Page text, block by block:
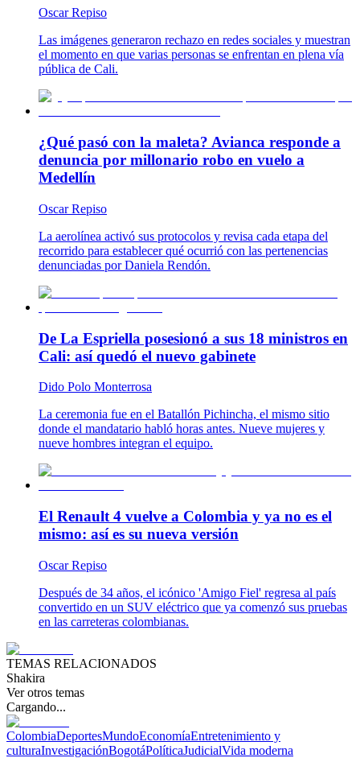
Oscar Repiso
Las imágenes generaron rechazo en redes sociales y muestran
el momento en que varias personas se enfrentan en plena vía
pública de Cali.
¿Qué pasó con la maleta? Avianca responde a
denuncia por millonario robo en vuelo a
Medellín
Oscar Repiso
La aerolínea activó sus protocolos y revisa cada etapa del
recorrido para establecer qué ocurrió con las pertenencias
denunciadas por Daniela Rendón.
De La Espriella posesionó a sus 18 ministros en
Cali: así quedó el nuevo gabinete
Dido Polo Monterrosa
La ceremonia fue en el Batallón Pichincha, el mismo sitio
donde el mandatario habló horas antes. Nueve mujeres y
nueve hombres integran el equipo.
El Renault 4 vuelve a Colombia y ya no es el
mismo: así es su nueva versión
Oscar Repiso
Después de 34 años, el icónico 'Amigo Fiel' regresa al país
convertido en un SUV eléctrico que ya comenzó sus pruebas
en las carreteras colombianas.
TEMAS RELACIONADOS
Shakira
Ver otros temas
Cargando...
ColombiaDeportesMundoEconomíaEntretenimiento y
culturaInvestigaciónBogotáPolíticaJudicialVida moderna